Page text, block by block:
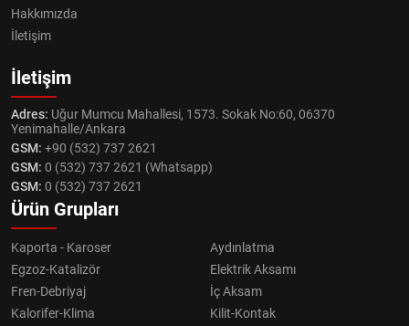
Hakkımızda
İletişim
İletişim
Adres: Uğur Mumcu Mahallesi, 1573. Sokak No:60, 06370
Yenimahalle/Ankara
GSM: +90 (532) 737 2621
GSM: 0 (532) 737 2621 (Whatsapp)
GSM: 0 (532) 737 2621
Ürün Grupları
Kaporta - Karoser
Aydınlatma
Egzoz-Katalizör
Elektrik Aksamı
Fren-Debriyaj
İç Aksam
Kalorifer-Klima
Kilit-Kontak